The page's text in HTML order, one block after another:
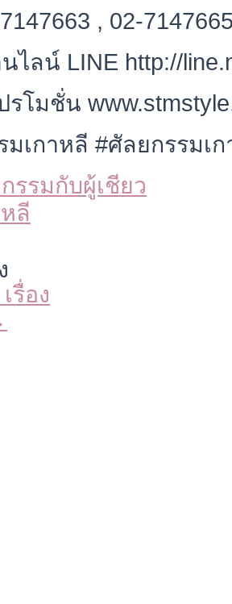
, 02-
ไลน์ LINE http://
โมชั่น
มเกาหลี #ศัลยกรรมเ
รื่อง